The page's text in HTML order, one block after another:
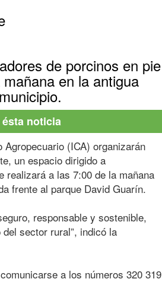
de porcinos en pie
en la antigua
noticia
(ICA) organizarán
un espacio dirigido a
realizará a las 7:00 de la mañana
frente al parque David Guarín.
responsable y sostenible,
sector rural”, indicó la
a los números 320 319